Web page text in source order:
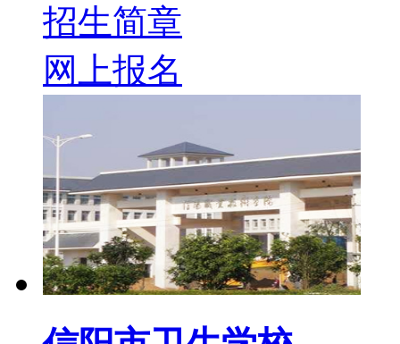
招生简章
网上报名